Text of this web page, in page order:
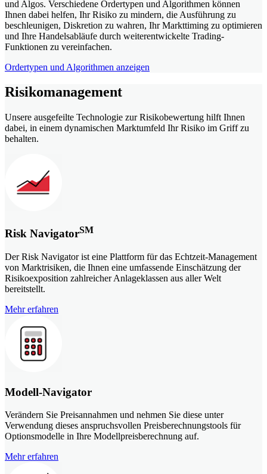
und Algos. Verschiedene Ordertypen und Algorithmen können
Ihnen dabei helfen, Ihr Risiko zu mindern, die Ausführung zu
beschleunigen, Diskretion zu wahren, Ihr Markttiming zu optimieren
und Ihre Handelsabläufe durch weiterentwickelte Trading-
Funktionen zu vereinfachen.
Ordertypen und Algorithmen anzeigen
Risikomanagement
Unsere ausgefeilte Technologie zur Risikobewertung hilft Ihnen
dabei, in einem dynamischen Marktumfeld Ihr Risiko im Griff zu
behalten.
Risk NavigatorSM
Der Risk Navigator ist eine Plattform für das Echtzeit-Management
von Marktrisiken, die Ihnen eine umfassende Einschätzung der
Risikoexposition zahlreicher Anlageklassen aus aller Welt
bereitstellt.
Mehr erfahren
Modell-Navigator
Verändern Sie Preisannahmen und nehmen Sie diese unter
Verwendung dieses anspruchsvollen Preisberechnungstools für
Optionsmodelle in Ihre Modellpreisberechnung auf.
Mehr erfahren